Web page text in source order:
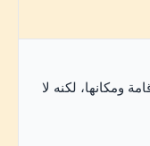
ومكانها، لكنه لا